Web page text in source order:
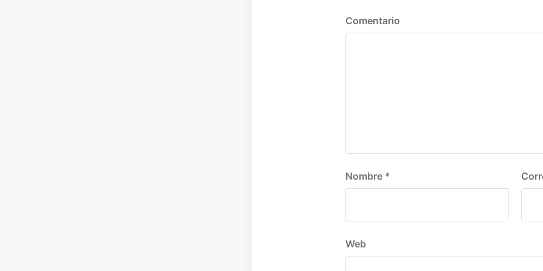
n
r
i
Comentario
Nombre *
Web